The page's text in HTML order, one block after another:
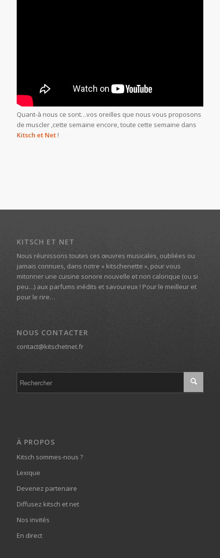
Quant-à nous ce sont…vos oreilles que nous vous proposons
de muscler ,cette semaine encore, toute cette semaine dans
Kitsch et Net!
KITSCH ET NET
Nous réunissons toutes ces œuvres musicales, oubliées ou
jamais connues, dans notre « kitschenette », pour vous
mitonner une cuisine sonore nouvelle et non calorique (ou si
peu…) aux parfums inédits et savoureux ! Pour le meilleur et
pour le rire…
NOUS CONTACTER
contact@kitschetnet.fr
À PROPOS
Kitsch sommes-nous ?
Lexique
Devenez partenaire
Diffusez kitsch et net
Nos invités
En direct